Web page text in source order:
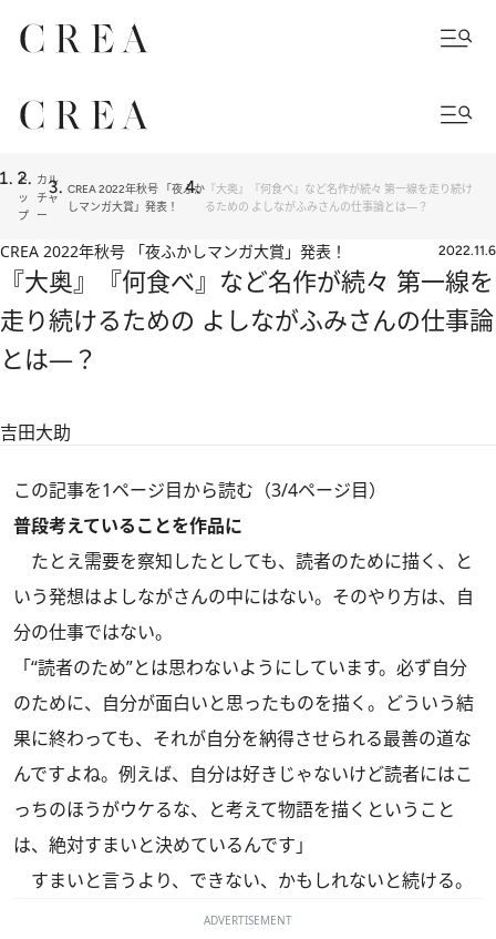
ト
ッ
プ
カル
チャ
ー
CREA 2022年秋号 「夜ふか
しマンガ大賞」発表！
『大奥』『何食べ』など名作が続々 第一線を走り続け
るための よしながふみさんの仕事論とは―？
CREA 2022年秋号 「夜ふかしマンガ大賞」発表！ 2022.11.6
『大奥』『何食べ』など名作が続々 第一線を
走り続けるための よしながふみさんの仕事論
とは―？
吉田大助
この記事を1ページ目から読む（3/4ページ目）
普段考えていることを作品に
たとえ需要を察知したとしても、読者のために描く、と
いう発想はよしながさんの中にはない。そのやり方は、自
分の仕事ではない。
「“読者のため”とは思わないようにしています。必ず自分
のために、自分が面白いと思ったものを描く。どういう結
果に終わっても、それが自分を納得させられる最善の道な
んですよね。例えば、自分は好きじゃないけど読者にはこ
っちのほうがウケるな、と考えて物語を描くということ
は、絶対すまいと決めているんです」
すまいと言うより、できない、かもしれないと続ける。
ADVERTISEMENT